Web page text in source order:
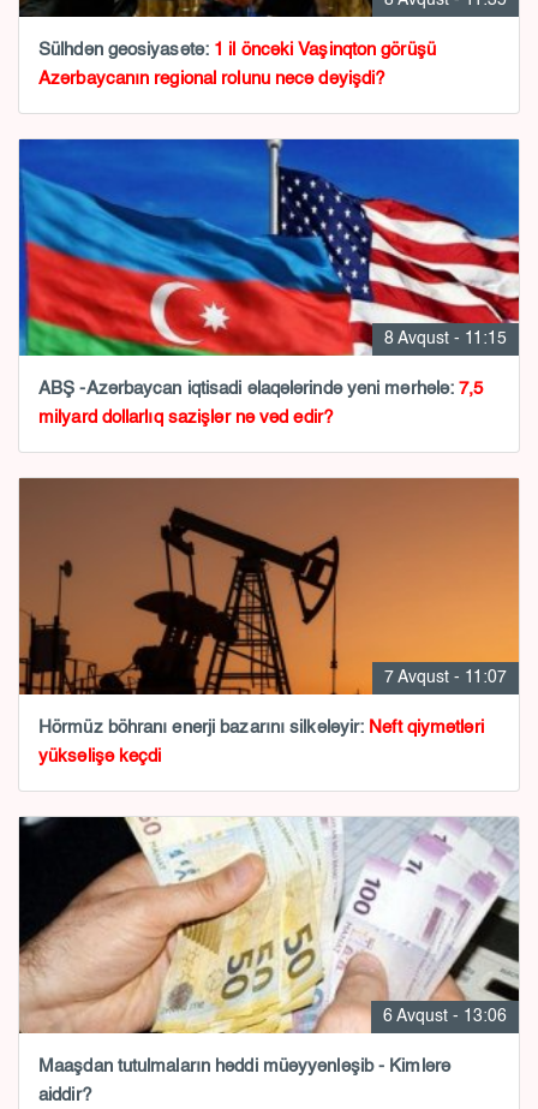
Sülhdən geosiyasətə: 1 il öncəki Vaşinqton görüşü
Azərbaycanın regional rolunu necə dəyişdi?
8 Avqust - 11:15
ABŞ -Azərbaycan iqtisadi əlaqələrində yeni mərhələ:7,5
milyard dollarlıq sazişlər nə vəd edir?
7 Avqust - 11:07
Hörmüz böhranı enerji bazarını silkələyir: Neft qiymətləri
yüksəlişə keçdi
6 Avqust - 13:06
Maaşdan tutulmaların həddi müəyyənləşib - Kimlərə
aiddir?